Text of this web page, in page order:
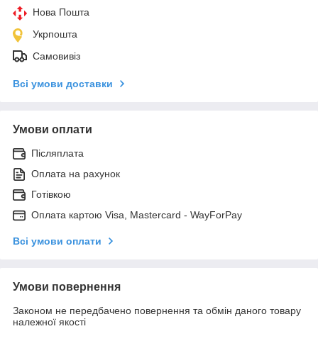
Нова Пошта
Укрпошта
Самовивіз
Всі умови доставки
Умови оплати
Післяплата
Оплата на рахунок
Готівкою
Оплата картою Visa, Mastercard - WayForPay
Всі умови оплати
Умови повернення
Законом не передбачено повернення та обмін даного товару
належної якості